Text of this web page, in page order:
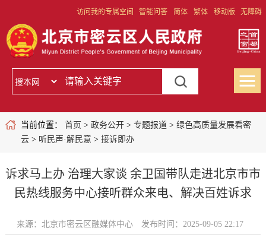
访问我的专属空间 智能问答 简体 繁体 移动版 无障碍
当前位置： 首页 > 政务公开> 专题报道> 绿色高质量发展看密
云> 听民声·解民意 > 接诉即办
诉求马上办 治理大家谈 余卫国带队走进北京市市
民热线服务中心接听群众来电、解决百姓诉求
来源：北京市密云区融媒体中心 发布时间：2025-09-05 22:17